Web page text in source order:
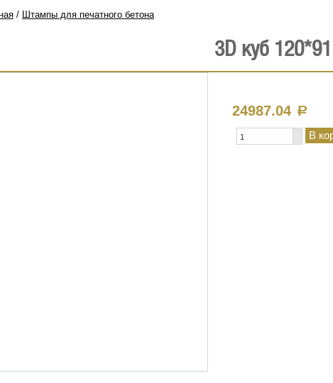
Штампы для печатного бетона
3D куб
24987.04 a